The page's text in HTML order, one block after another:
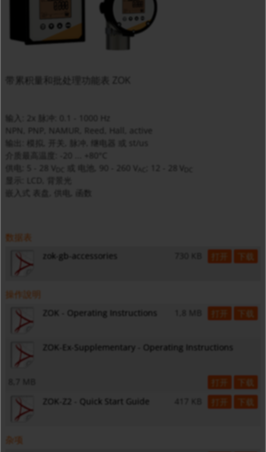
带累积量和批处理功能表 ZOK
输入: 2x 脉冲: 0.1 - 1000 Hz
NPN, PNP, NAMUR, Reed, Hall, active
输出: 模拟, 开关, 脉冲, 继电器 或 st/us
介质最高温度: -20 ... +80°C
供电: 5 - 28 V
或 电池, 90 - 260 V V
嵌入式 表盘, 供电, 函数
数据表
zok-gb-accessories 730 KB 打开 下载
操作說明
ZOK - Operating Instructions 1,8 MB 打开 下载
ZOK-Ex-Supplementary - Operating Instructions
打开
下载
ZOK-Z2 - Quick Start Guide
417 KB 打开 下载
杂项